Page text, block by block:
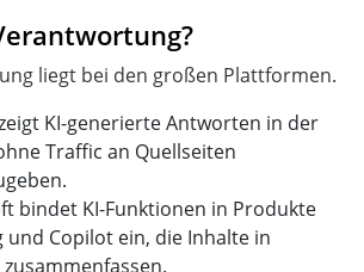
KI-generierte Antworten in der
Traffic an Quellseiten
bindet KI-Funktionen in Produkte
und Copilot ein, die Inhalte in
zusammenfassen.